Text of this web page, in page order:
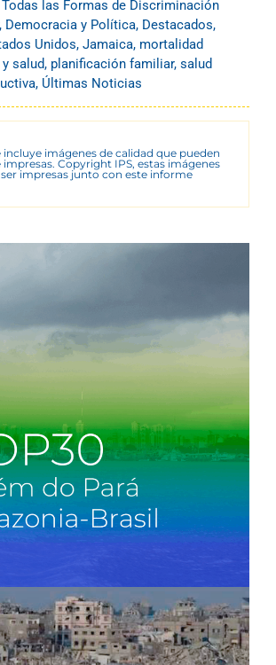
las Formas de Discriminación
, Democracia y Política, Destacados,
Unidos, Jamaica, mortalidad
salud, planificación familiar, salud
, Últimas Noticias
incluye imágenes de calidad que pueden
impresas. Copyright IPS, estas imágenes
impresas junto con este informe